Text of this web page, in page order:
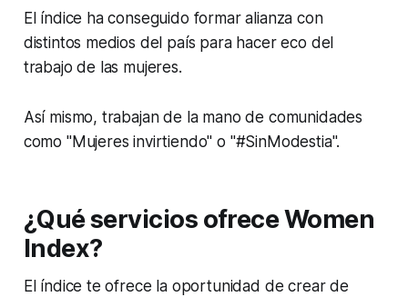
El índice ha conseguido formar alianza con
distintos medios del país para hacer eco del
trabajo de las mujeres.
Así mismo, trabajan de la mano de comunidades
como "Mujeres invirtiendo" o "#SinModestia".
¿Qué servicios ofrece Women
Index?
El índice te ofrece la oportunidad de crear de